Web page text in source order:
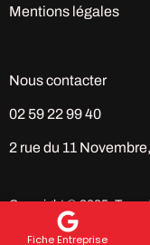
Fiche Entreprise
Mentions légales
Nous contacter
02 59 22 99 40
2 rue du 11
Copyright © 2025. Tous